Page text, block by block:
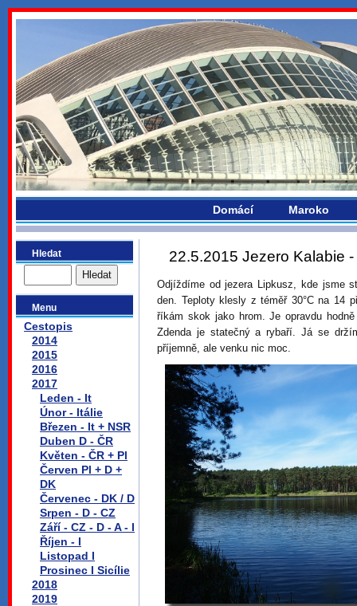
bydlikemevropou.com
Domácí Maroko
Hledat
Menu
Cestopis
2014
2015
2016
2017
Leden - It
Únor - Itálie
Březen - It + NSR
Duben D - ČR
Květen - ČR + Pl
Červen Pl + D +
DK
Červenec - DK / D
Srpen - D - CZ
Září - CZ - D - A - I
Říjen - I
Listopad I
Prosinec I Sicílie
2018
2019
22.5.2015 Jezero Kalabie
Odjíždíme od jezera Lipkusz, kde jsme
den. Teploty klesly z téměř 30°C na 14
říkám skok jako hrom. Je opravdu
Zdenda je statečný a rybaří. Já se
příjemně, ale venku nic moc.